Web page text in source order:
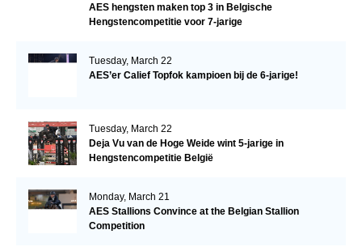
AES hengsten maken top 3 in Belgische
Hengstencompetitie voor 7-jarige
Tuesday, March 22
AES’er Calief Topfok kampioen bij de 6-jarige!
Tuesday, March 22
Deja Vu van de Hoge Weide wint 5-jarige in
Hengstencompetitie België
Monday, March 21
AES Stallions Convince at the Belgian Stallion
Competition